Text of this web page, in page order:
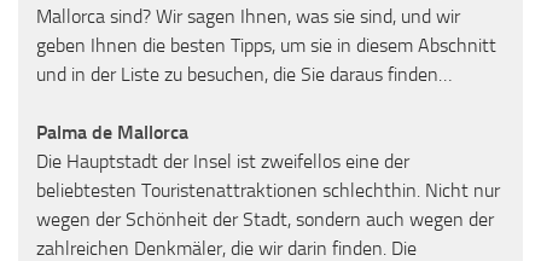
Mallorca sind? Wir sagen Ihnen, was sie sind, und wir
geben Ihnen die besten Tipps, um sie in diesem Abschnitt
und in der Liste zu besuchen, die Sie daraus finden…
Palma de Mallorca
Die Hauptstadt der Insel ist zweifellos eine der
beliebtesten Touristenattraktionen schlechthin. Nicht nur
wegen der Schönheit der Stadt, sondern auch wegen der
zahlreichen Denkmäler, die wir darin finden. Die